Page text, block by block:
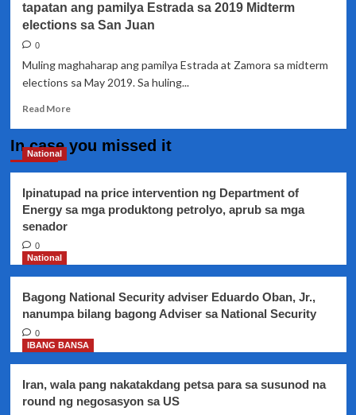
tapatan ang pamilya Estrada sa 2019 Midterm
elections sa San Juan
0
Muling maghaharap ang pamilya Estrada at Zamora sa midterm
elections sa May 2019. Sa huling...
Read MoreRead
Francis
na
ng
pamilya
Estrada
2019
Midterm
San
In case you missed it
National
Ipinatupad na price intervention ng Department of
Energy sa mga produktong petrolyo, aprub sa mga
senador
0
National
Bagong National Security adviser Eduardo Oban, Jr.,
nanumpa bilang bagong Adviser sa National Security
0
IBANG BANSA
Iran, wala pang nakatakdang petsa para sa susunod na
round ng negosasyon sa US